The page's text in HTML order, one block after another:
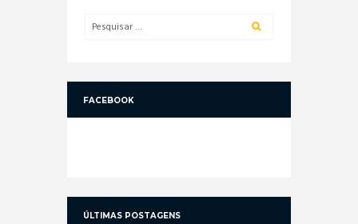
FACEBOOK
ÚLTIMAS POSTAGENS